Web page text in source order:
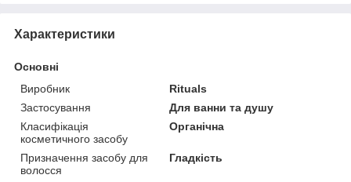
Характеристики
Основні
Виробник
Rituals
Застосування
Для ванни та душу
Класифікація
косметичного засобу
Органічна
Призначення засобу для
волосся
Гладкість